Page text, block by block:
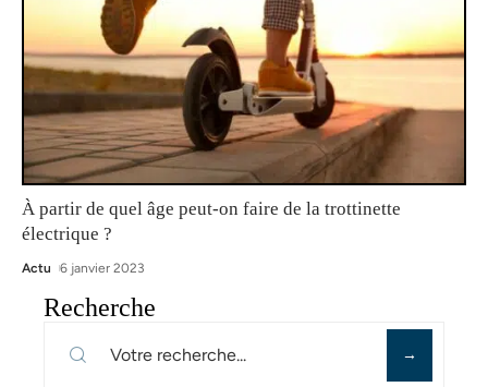
À partir de quel âge peut-on faire de la trottinette
électrique ?
Actu 6 janvier 2023
Recherche